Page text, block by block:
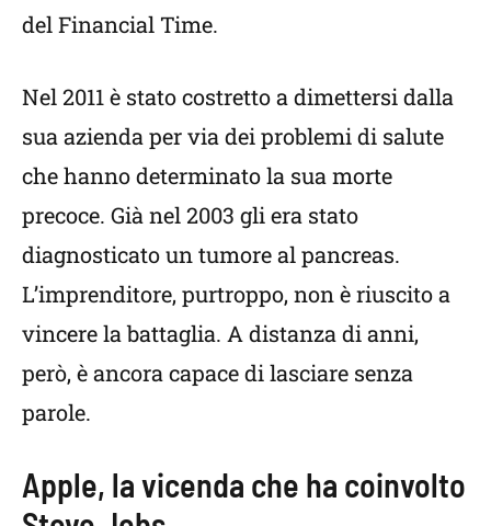
del Financial Time.
Nel 2011 è stato costretto a dimettersi dalla
sua azienda per via dei problemi di salute
che hanno determinato la sua morte
precoce. Già nel 2003 gli era stato
diagnosticato un tumore al pancreas.
L’imprenditore, purtroppo, non è riuscito a
vincere la battaglia. A distanza di anni,
però, è ancora capace di lasciare senza
parole.
Apple, la vicenda che ha coinvolto